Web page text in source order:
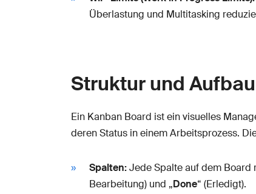
Überlastung und Multitasking
Struktur und
Ein Kanban Board ist ein visuelles
deren Status in einem Arbeitsprozess.
Spalten:Jede Spalte auf dem Board
Bearbeitung) und „Done“ (Erledigt).